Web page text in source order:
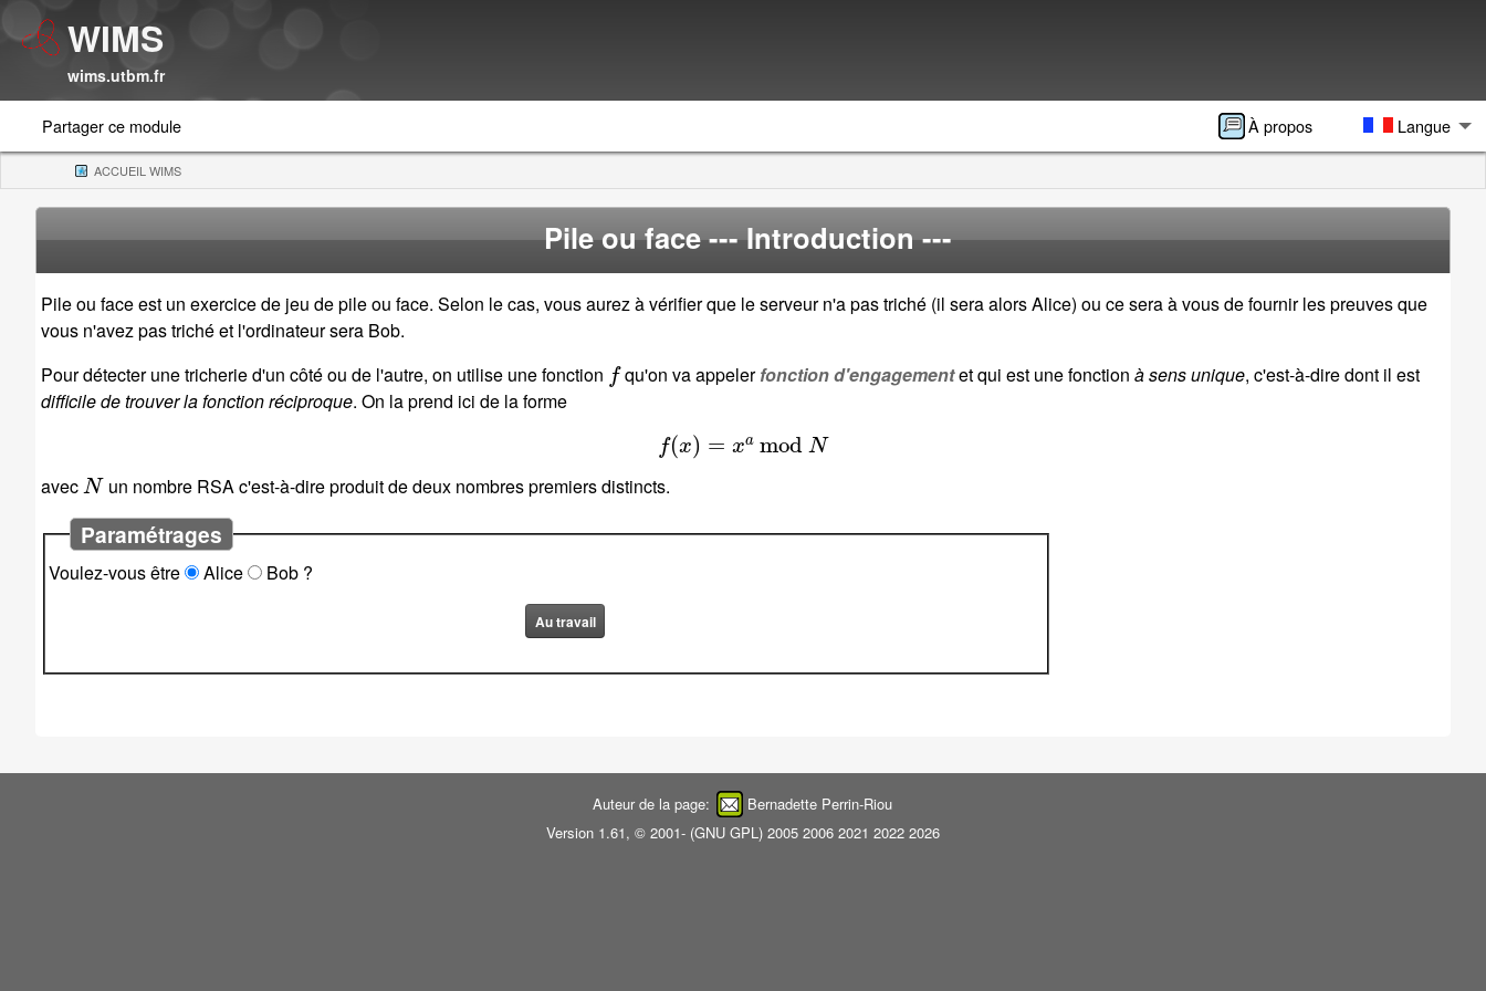
WIMS
wims.utbm.fr
Partager ce module À propos Langue
ACCUEIL WIMS(CURRENT)
Pile ou face--- Introduction ---
Pile ou face est un exercice de jeu de pile ou face. Selon le cas, vous aurez à vérifier que le serveur n'a pas triché (il sera alors Alice) ou ce sera à vous de fournir les preuves que
vous n'avez pas triché et l'ordinateur sera Bob.
Pour détecter une tricherie d'un côté ou de l'autre, on utilise une fonction
qu'on va appelerfonction d'engagementet qui est une fonctionà sens unique, c'est-à-dire dont il est
difficile de trouver la fonction réciproque. On la prend ici de la forme
x =
avec un nombre RSA c'est-à-dire produit de deux nombres premiers distincts.
Paramétrages
Voulez-vous être Alice Bob ?
Auteur de la page:
Bernadette Perrin-Riou
Version 1.61, © 2001- (GNU GPL) 2005 2006 2021 2022 2026